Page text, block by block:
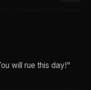
will rue this day!"